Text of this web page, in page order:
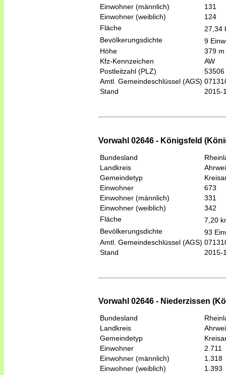
Einwohner (männlich)
131
Einwohner (weiblich)
124
Fläche
27,34
Bevölkerungsdichte
9
Höhe
379 m
Kfz-Kennzeichen
AW
Postleitzahl (PLZ)
53506
Amtl. Gemeindeschlüssel (AGS)
Stand
2015-
Vorwahl 02646 - Königsfeld
Bundesland
Landkreis
Gemeindetyp
Einwohner
673
Einwohner (männlich)
331
Einwohner (weiblich)
342
Fläche
7,20
Bevölkerungsdichte
93
Amtl. Gemeindeschlüssel (AGS)
Stand
2015-
Vorwahl 02646 - Niederzissen
Bundesland
Landkreis
Gemeindetyp
Einwohner
2.711
Einwohner (männlich)
1.318
Einwohner (weiblich)
1.393